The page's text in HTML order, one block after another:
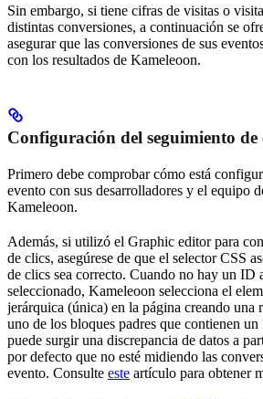
Sin embargo, si tiene cifras de visitas o
distintas conversiones, a continuación se
asegurar que las conversiones de sus
con los resultados de Kameleoon.
Configuración del seguimiento de
Primero debe comprobar cómo está
evento con sus desarrolladores y el equipo
Kameleoon.
Además, si utilizó el Graphic editor para
de clics, asegúrese de que el selector CSS
de clics sea correcto. Cuando no hay un ID
seleccionado, Kameleoon selecciona el
jerárquica (única) en la página creando una
uno de los bloques padres que contienen
puede surgir una discrepancia de datos a
por defecto que no esté midiendo las
evento. Consulte este artículo para obtener